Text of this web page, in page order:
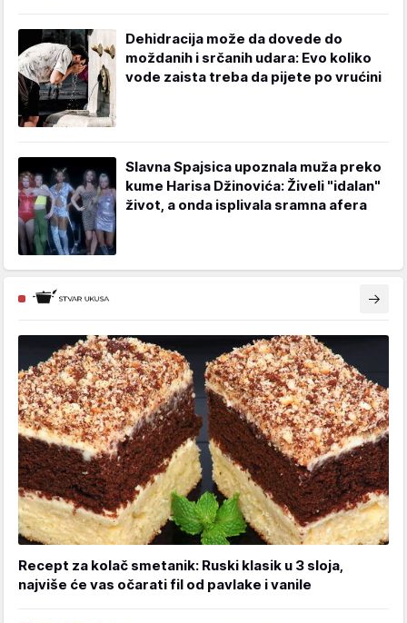
Dehidracija može da dovede do
moždanih i srčanih udara: Evo koliko
vode zaista treba da pijete po vrućini
Slavna Spajsica upoznala muža preko
kume Harisa Džinovića: Živeli "idalan"
život, a onda isplivala sramna afera
Recept za kolač smetanik: Ruski klasik u 3 sloja,
najviše će vas očarati fil od pavlake i vanile